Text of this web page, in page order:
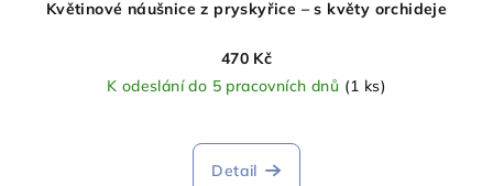
Květinové náušnice z pryskyřice – s květy orchideje
470 Kč
K odeslání do 5 pracovních dnů (1 ks)
Detail